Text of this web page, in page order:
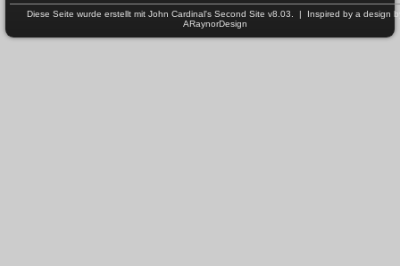
Diese Seite wurde erstellt mit John Cardinal's Second Site v8.03. | Inspired by a design
ARaynorDesign